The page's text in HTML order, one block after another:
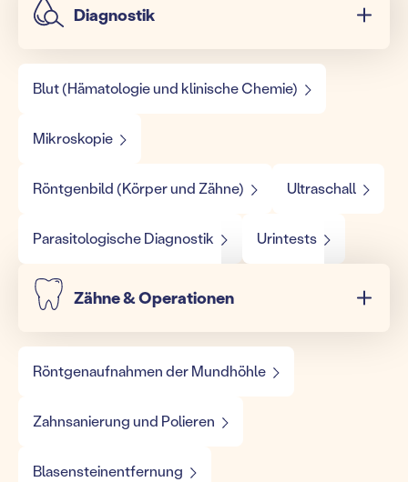
Diagnostik
Blut (Hämatologie und klinische Chemie)
Mikroskopie
Röntgenbild (Körper und Zähne) Ultraschall
Parasitologische Diagnostik Urintests
Zähne & Operationen
Röntgenaufnahmen der Mundhöhle
Zahnsanierung und Polieren
Blasensteinentfernung